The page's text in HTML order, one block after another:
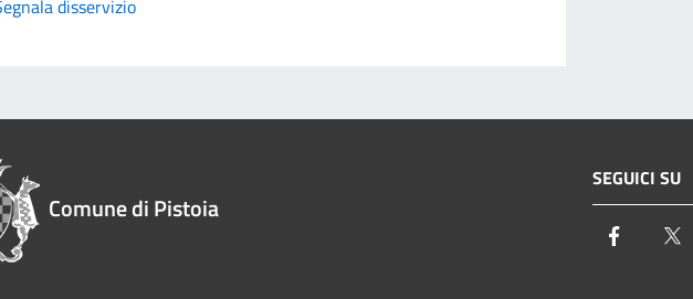
disservizio
Comune di Pistoia
SEGUICI SU
Facebook